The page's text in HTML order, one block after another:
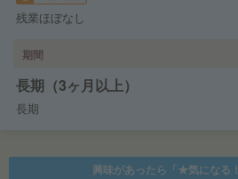
残業ほぼなし
期間
長期（3ヶ月以上）
長期
興味があったら「★気になる